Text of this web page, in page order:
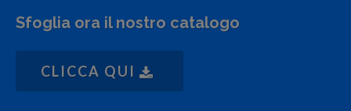
Sfoglia ora il nostro catalogo
CLICCA QUI